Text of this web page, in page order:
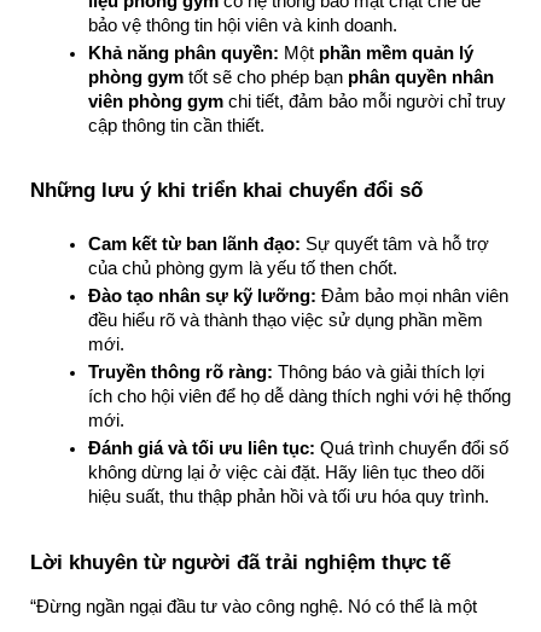
bảo vệ thông tin hội viên và kinh doanh.
Khả năng phân quyền: Một phần mềm quản lý
phòng gym tốt sẽ cho phép bạn phân quyền nhân
viên phòng gym chi tiết, đảm bảo mỗi người chỉ truy
cập thông tin cần thiết.
Những lưu ý khi triển khai chuyển đổi số
Cam kết từ ban lãnh đạo: Sự quyết tâm và hỗ trợ
của chủ phòng gym là yếu tố then chốt.
Đào tạo nhân sự kỹ lưỡng: Đảm bảo mọi nhân viên
đều hiểu rõ và thành thạo việc sử dụng phần mềm
mới.
Truyền thông rõ ràng: Thông báo và giải thích lợi
ích cho hội viên để họ dễ dàng thích nghi với hệ thống
mới.
Đánh giá và tối ưu liên tục: Quá trình chuyển đổi số
không dừng lại ở việc cài đặt. Hãy liên tục theo dõi
hiệu suất, thu thập phản hồi và tối ưu hóa quy trình.
Lời khuyên từ người đã trải nghiệm thực tế
“Đừng ngần ngại đầu tư vào công nghệ. Nó có thể là một